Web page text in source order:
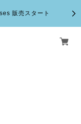
販売スタート